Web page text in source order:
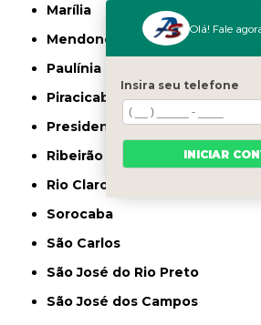
Marília
Mendonça
Paulínia
Piracicaba
Presidente Prudente
Ribeirão Preto
Rio Claro
Sorocaba
São Carlos
São José do Rio Preto
São José dos Campos
Olá! Fale
Insira seu telefone
INICIAR